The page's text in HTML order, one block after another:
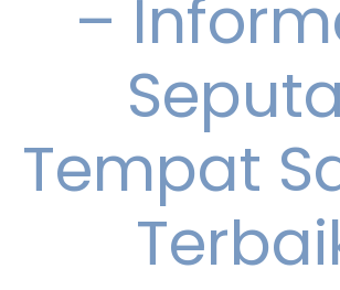
–
Tempat